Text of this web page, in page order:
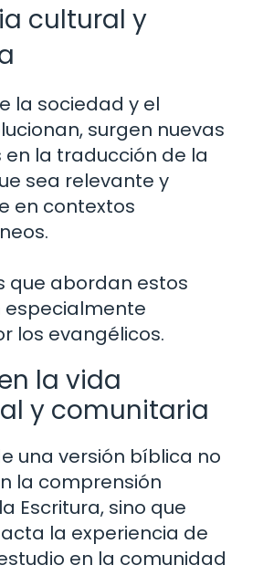
cultural y
la sociedad y el
surgen nuevas
la traducción de la
sea relevante y
en contextos
que abordan estos
especialmente
los evangélicos.
la vida
y comunitaria
una versión bíblica no
la comprensión
Escritura, sino que
la experiencia de
en la comunidad